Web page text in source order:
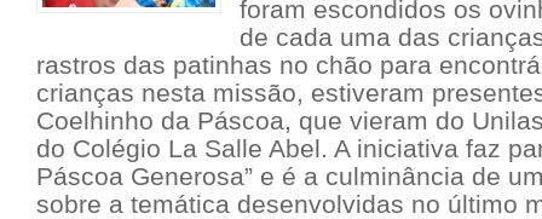
foram escondidos os
de cada uma das
rastros das patinhas no chão para
crianças nesta missão, estiveram
Coelhinho da Páscoa, que vieram do
do Colégio La Salle Abel. A iniciativa faz
Páscoa Generosa” e é a culminância de
sobre a temática desenvolvidas no último